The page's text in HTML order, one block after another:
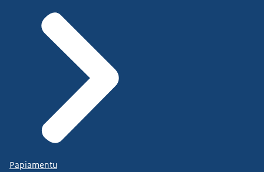
Papiamentu